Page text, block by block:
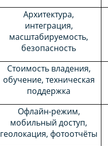
Архитектура,
интеграция,
масштабируемость,
безопасность
Стоимость владения,
обучение, техническая
поддержка
Офлайн-режим,
мобильный доступ,
геолокация, фотоотчёты